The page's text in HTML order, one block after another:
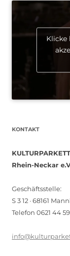
Klicke
KONTAKT
KULTURPARKETT
Rhein-Neckar
Geschäftsstelle:
S 3 12 · 68161
Telefon 0621 44